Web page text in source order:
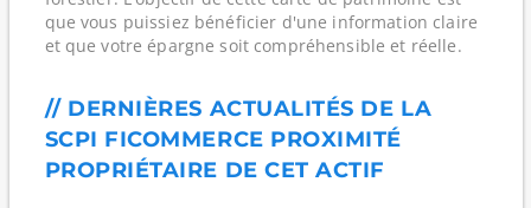
que vous puissiez bénéficier d'une information claire
et que votre épargne soit compréhensible et réelle.
// DERNIÈRES ACTUALITÉS DE LA
SCPI FICOMMERCE PROXIMITÉ
PROPRIÉTAIRE DE CET ACTIF